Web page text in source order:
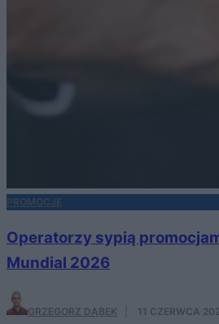
PROMOCJE
Operatorzy sypią
Mundial 2026
GRZEGORZ DĄBEK 11 CZERWCA